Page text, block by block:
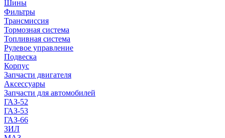
Шины
Фильтры
Трансмиссия
Тормозная система
Топливная система
Рулевое управление
Подвеска
Корпус
Запчасти двигателя
Аксессуары
Запчасти для автомобилей
ГАЗ-52
ГАЗ-53
ГАЗ-66
ЗИЛ